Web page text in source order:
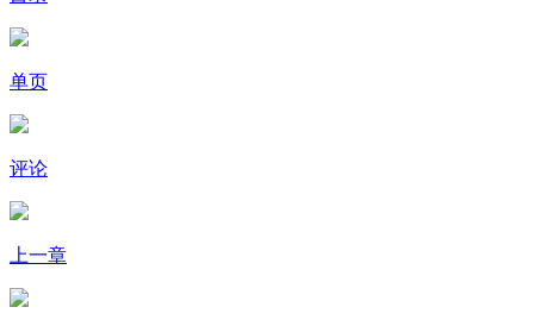
单页
评论
上一章